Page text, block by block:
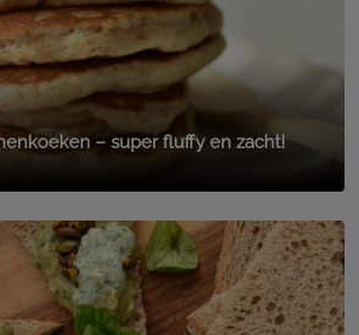
– super fluffy en zacht!